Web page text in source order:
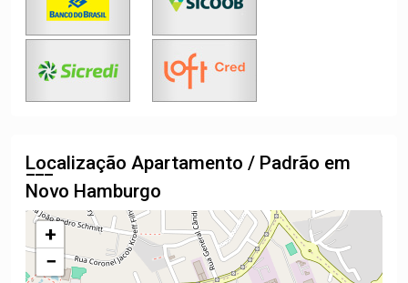
Localização Apartamento / Padrão em
Novo Hamburgo
+
−